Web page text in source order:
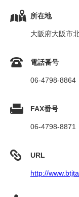
所在地
大阪府大阪市
電話番号
06-4798-8864
FAX番号
06-4798-8871
URL
http://